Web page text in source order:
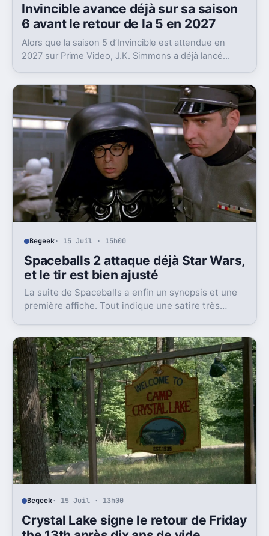
Invincible avance déjà sur sa saison
6 avant le retour de la 5 en 2027
Alors que la saison 5 d’Invincible est attendue en
2027 sur Prime Video, J.K. Simmons a déjà lancé
Begeek· 15 Juil · 15h00
Spaceballs 2 attaque déjà Star Wars,
et le tir est bien ajusté
La suite de Spaceballs a enfin un synopsis et une
première affiche. Tout indique une satire très
Begeek· 15 Juil · 13h00
Crystal Lake signe le retour de Friday